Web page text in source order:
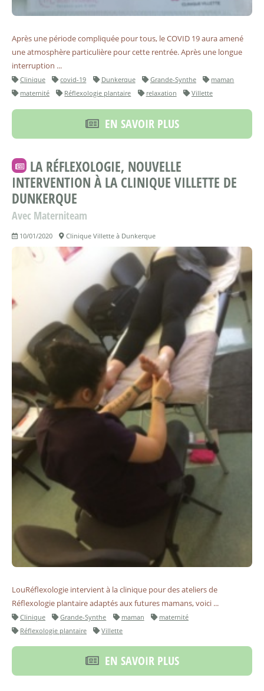
Après une période compliquée pour tous, le COVID 19 aura amené
une atmosphère particulière pour cette rentrée. Après une longue
interruption ...
Clinique covid-19 Dunkerque Grande-Synthe
maman
maternité
Réflexologie plantaire relaxation Villette
EN SAVOIR PLUS
LA RÉFLEXOLOGIE, NOUVELLE
INTERVENTION À LA CLINIQUE VILLETTE DE
DUNKERQUE
Avec Materniteam
10/01/2020 Clinique Villette à Dunkerque
LouRéflexologie intervient à la clinique pour des ateliers de
Réflexologie plantaire adaptés aux futures mamans, voici ...
Clinique Grande-Synthe maman
maternité
Réflexologie plantaire
Villette
EN SAVOIR PLUS